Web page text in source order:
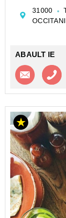
emplacement
entouré de
31000
ABAULT IE